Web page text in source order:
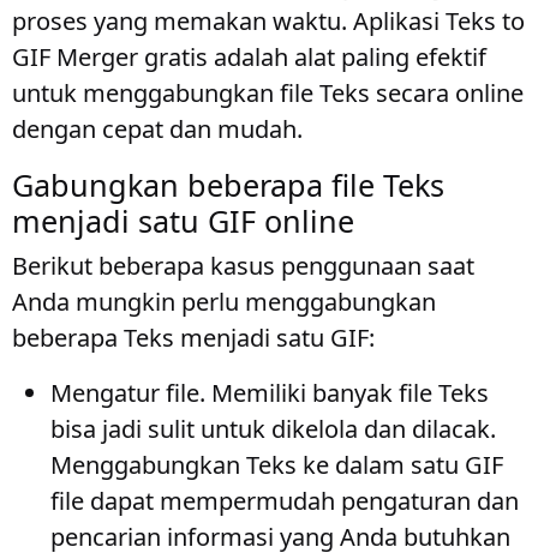
proses yang memakan waktu. Aplikasi Teks to
GIF Merger gratis adalah alat paling efektif
untuk menggabungkan file Teks secara online
dengan cepat dan mudah.
Gabungkan beberapa file Teks
menjadi satu GIF online
Berikut beberapa kasus penggunaan saat
Anda mungkin perlu menggabungkan
beberapa Teks menjadi satu GIF:
Mengatur file. Memiliki banyak file Teks
bisa jadi sulit untuk dikelola dan dilacak.
Menggabungkan Teks ke dalam satu GIF
file dapat mempermudah pengaturan dan
pencarian informasi yang Anda butuhkan